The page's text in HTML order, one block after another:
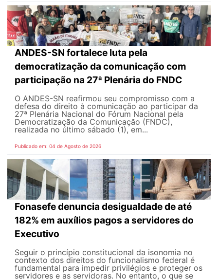
ANDES-SN fortalece luta pela
democratização da comunicação com
participação na 27ª Plenária do FNDC
O ANDES-SN reafirmou seu compromisso com a
defesa do direito à comunicação ao participar da
27ª Plenária Nacional do Fórum Nacional pela
Democratização da Comunicação (FNDC),
realizada no último sábado (1), em...
Publicado em: 04 de Agosto de 2026
Fonasefe denuncia desigualdade de até
182% em auxílios pagos a servidores do
Executivo
Seguir o princípio constitucional da isonomia no
contexto dos direitos do funcionalismo federal é
fundamental para impedir privilégios e proteger os
servidores e as servidoras. No entanto, o que se